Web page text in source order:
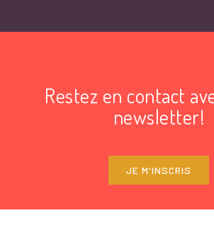
Restez en contact
newsletter!
JE M'INSCRIS